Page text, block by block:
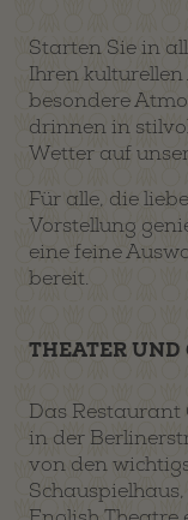
Starten Sie in
Ihren
besondere
drinnen in
Wetter auf
Für alle, die
Vorstellung
eine feine
bereit.
THEATER UND
Das Restaurant
in der
von den